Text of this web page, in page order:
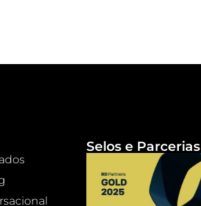
Selos e Parcerias